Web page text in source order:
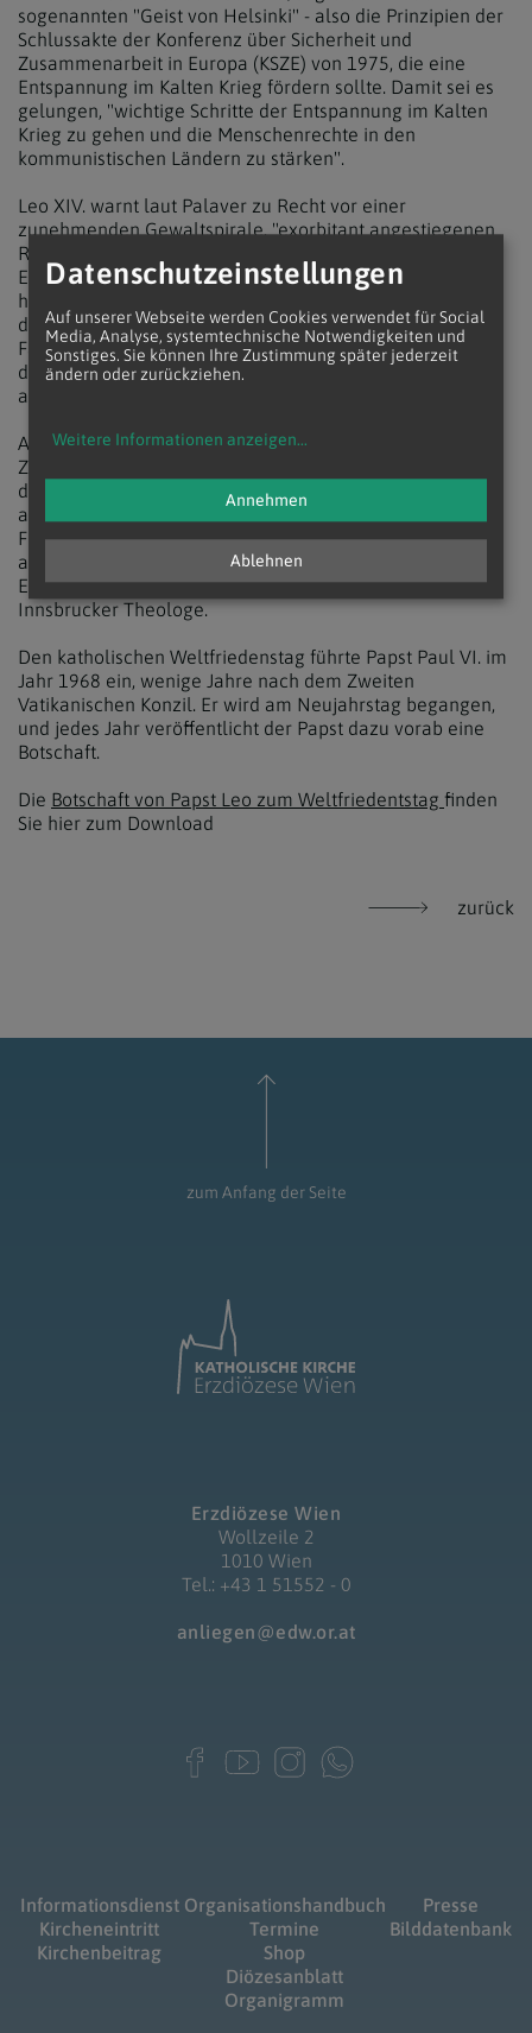
sogenannten "Geist von Helsinki" - also die Prinzipien der
Schlussakte der Konferenz über Sicherheit und
Zusammenarbeit in Europa (KSZE) von 1975, die eine
Entspannung im Kalten Krieg fördern sollte. Damit sei es
gelungen, "wichtige Schritte der Entspannung im Kalten
Krieg zu gehen und die Menschenrechte in den
kommunistischen Ländern zu stärken".
Leo XIV. warnt laut Palaver zu Recht vor einer
zunehmenden Gewaltspirale, "exorbitant angestiegenen
Rüstungsausgaben" und dem Verlust der "Kultur der
Erinnerung". Medien und Bildungseinrichtungen hätten
hierbei die Aufgabe, diese Entwicklungen nüchtern
darzustellen, dürften jedoch keinen "hoffnungslosen
Fatalismus" erzeugen. "Neben dem nüchternen Blick auf
die Welt muss der Friede zum ,Grundsatz' unseres Blicks
auf die Welt werden", strich der Theologe hervor.
Auch die Aussage des Papstes, Friede sei "mehr als ein
Ziel" und vor allem "etwas Gegenwärtiges und ein Weg",
decke sich mit dem Selbstverständnis von Pax Christi, die
aktuell auf allen Kontinenten der Erde auf Wegen des
Friedens unterwegs sei. Papst Leo XIV. beschreibe damit
auch den Weg der Friedensbewegung seit ihrer
Entstehung nach dem Zweiten Weltkrieg, erklärte der
Innsbrucker Theologe.
Den katholischen Weltfriedenstag führte Papst Paul VI. im
Jahr 1968 ein, wenige Jahre nach dem Zweiten
Vatikanischen Konzil. Er wird am Neujahrstag begangen,
und jedes Jahr veröffentlicht der Papst dazu vorab eine
Botschaft.
Die Botschaft von Papst Leo zum Weltfriedentstag finden
Sie hier zum Download
zurück
zum Anfang der Seite
Erzdiözese Wien
Wollzeile 2
1010 Wien
Tel.: +43 1 51552 - 0
anliegen@edw.or.at
Informationsdienst
Kircheneintritt
Kirchenbeitrag
Organisationshandbuch
Termine
Shop
Diözesanblatt
Organigramm
Presse
Bilddatenbank
Datenschutzeinstellungen
Auf unserer Webseite werden Cookies verwendet für Social
Media, Analyse, systemtechnische Notwendigkeiten und
Sonstiges. Sie können Ihre Zustimmung später jederzeit
ändern oder zurückziehen.
Weitere Informationen anzeigen...
Ablehnen
Annehmen